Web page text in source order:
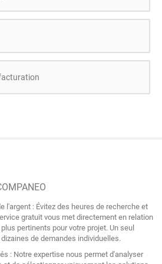
l'argent : Évitez des heures de recherche et
gratuit vous met directement en relation
pertinents pour votre projet. Un seul
de demandes individuelles.
: Notre expertise nous permet d'analyser